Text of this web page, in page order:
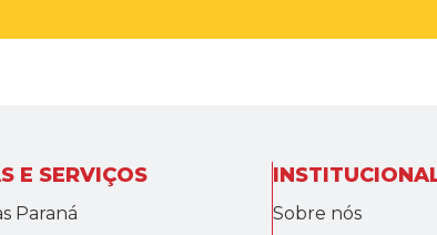
E SERVIÇOS
Paraná
Sobre nós